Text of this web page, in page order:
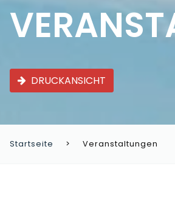
DRUCKANSICHT
Startseite Veranstaltungen